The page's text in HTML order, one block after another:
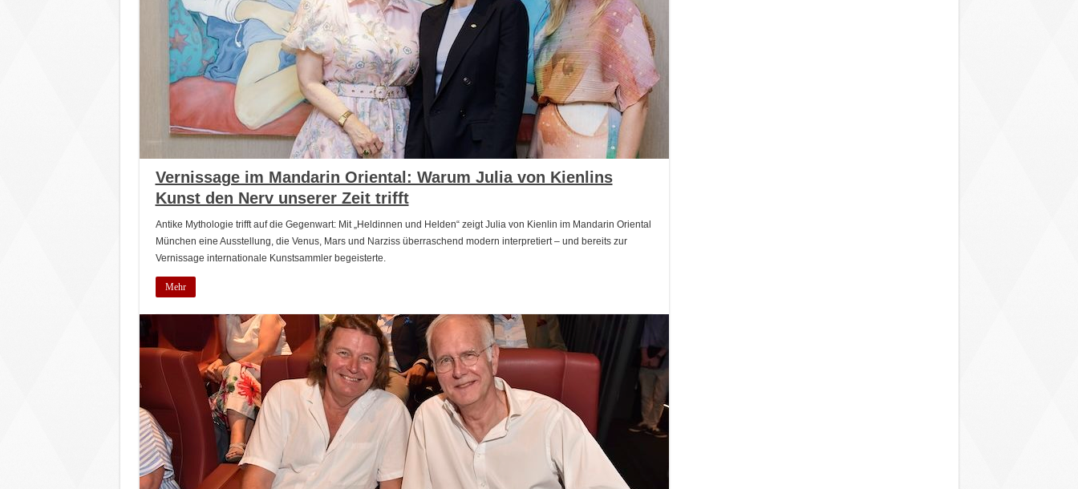
Vernissage im Mandarin Oriental: Warum Julia von Kienlins
Kunst den Nerv unserer Zeit trifft
Antike Mythologie trifft auf die Gegenwart: Mit „Heldinnen und Helden“ zeigt Julia von Kienlin im Mandarin Oriental
München eine Ausstellung, die Venus, Mars und Narziss überraschend modern interpretiert – und bereits zur
Vernissage internationale Kunstsammler begeisterte.
Mehr